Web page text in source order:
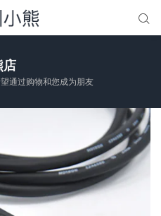

店
通过购物和您成为朋友